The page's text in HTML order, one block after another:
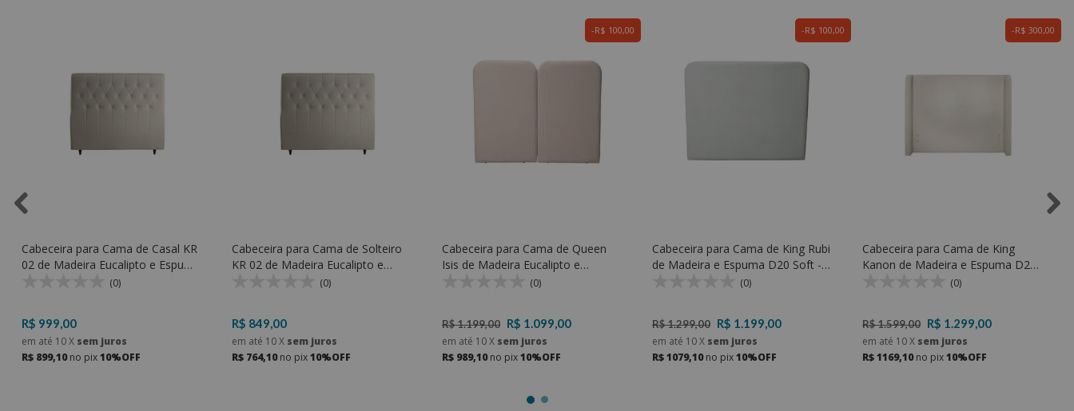
Cabeceira para Cama de Casal KR
02 de Madeira Eucalipto e Espuma
D20 Soft - Kr Móveis
(0)
R$ 999,00
em até 10X sem juros
R$ 899,10no pix10%OFF
Cabeceira para Cama de Solteiro
KR 02 de Madeira Eucalipto e
Espuma D20 Soft - Kr Móveis
(0)
R$ 849,00
em até 10X sem juros
R$ 764,10no pix10%OFF
R$ 100,00
Cabeceira para Cama de Queen
Isis de Madeira Eucalipto e
Espuma D20 Soft - Kr Móveis
(0)
R$ 1.199,00 R$ 1.099,00
em até 10X sem juros
R$ 989,10no pix10%OFF
R$ 100,00
Cabeceira para Cama de King Rubi
de Madeira e Espuma D20 Soft -
(0)
R$ 1.299,00 R$ 1.199,00
em até 10X sem juros
R$ 1079,10no pix10%OFF
R$ 300,00
Cabeceira para Cama de King
Kanon de Madeira e Espuma D20
(0)
R$ 1.599,00 R$ 1.299,00
em até 10X sem juros
R$ 1169,10no pix10%OFF